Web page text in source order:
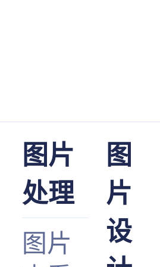
图片
处理
图片
图
片
设